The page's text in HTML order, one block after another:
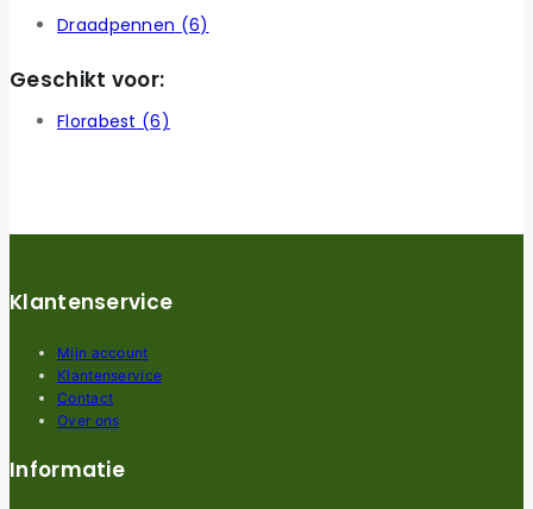
Draadpennen (6)
Geschikt voor:
Florabest (6)
Klantenservice
Mijn account
Klantenservice
Contact
Over ons
Informatie